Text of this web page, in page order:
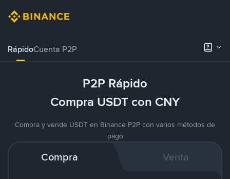
RápidoCuenta P2P
P2P Rápido
Compra USDT con CNY
Compra y vende USDT en Binance P2P con varios métodos de
pago
Compra Venta